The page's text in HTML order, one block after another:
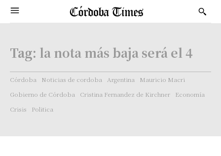
Tag: la nota más baja será el 4
Córdoba Noticias de cordoba Argentina
Mauricio Macri
Gobierno de Córdoba
Cristina Fernandez de Kirchner
Economía
Crisis
Politica